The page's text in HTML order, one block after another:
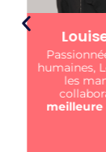
PCM ®️
ajoutée
via des